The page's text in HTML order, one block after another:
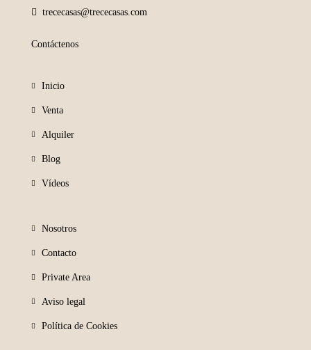
trececasas@trececasas.com
Contáctenos
Inicio
Venta
Alquiler
Blog
Vídeos
Nosotros
Contacto
Private Area
Aviso legal
Política de Cookies